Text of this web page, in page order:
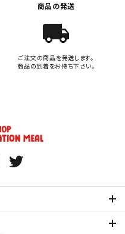
商品の発送
local_shipping
ご注文の商品を発送します。
商品の到着をお待ち下さい。